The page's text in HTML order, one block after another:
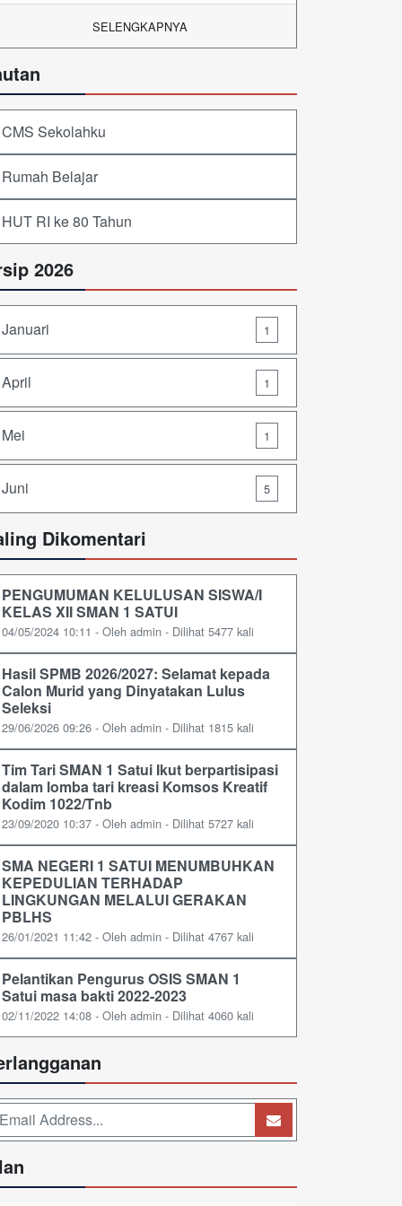
SELENGKAPNYA
CMS Sekolahku
Rumah Belajar
HUT RI ke 80 Tahun
2026
Januari 1
April 1
Mei 1
Juni 5
Dikomentari
PENGUMUMAN KELULUSAN SISWA/I
KELAS XII SMAN 1 SATUI
04/05/2024 10:11 - Oleh admin - Dilihat 5477 kali
Hasil SPMB 2026/2027: Selamat kepada
Calon Murid yang Dinyatakan Lulus
Seleksi
29/06/2026 09:26 - Oleh admin - Dilihat 1815 kali
Tim Tari SMAN 1 Satui Ikut berpartisipasi
dalam lomba tari kreasi Komsos Kreatif
Kodim 1022/Tnb
23/09/2020 10:37 - Oleh admin - Dilihat 5727 kali
SMA NEGERI 1 SATUI MENUMBUHKAN
KEPEDULIAN TERHADAP
LINGKUNGAN MELALUI GERAKAN
PBLHS
26/01/2021 11:42 - Oleh admin - Dilihat 4767 kali
Pelantikan Pengurus OSIS SMAN 1
Satui masa bakti 2022-2023
02/11/2022 14:08 - Oleh admin - Dilihat 4060 kali